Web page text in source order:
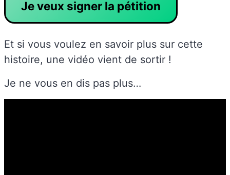
Je veux signer la pétition
Et si vous voulez en savoir plus sur cette
histoire, une vidéo vient de sortir !
Je ne vous en dis pas plus…